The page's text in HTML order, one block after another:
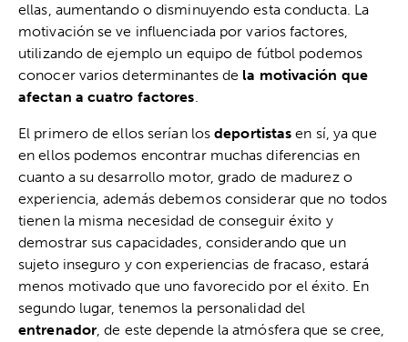
ellas, aumentando o disminuyendo esta conducta. La
motivación se ve influenciada por varios factores,
utilizando de ejemplo un equipo de fútbol podemos
conocer varios determinantes de la motivación que
afectan a cuatro factores.
El primero de ellos serían losdeportistas en sí, ya que
en ellos podemos encontrar muchas diferencias en
cuanto a su desarrollo motor, grado de madurez o
experiencia, además debemos considerar que no todos
tienen la misma necesidad de conseguir éxito y
demostrar sus capacidades, considerando que un
sujeto inseguro y con experiencias de fracaso, estará
menos motivado que uno favorecido por el éxito. En
segundo lugar, tenemos la personalidad del
entrenador, de este depende la atmósfera que se cree,